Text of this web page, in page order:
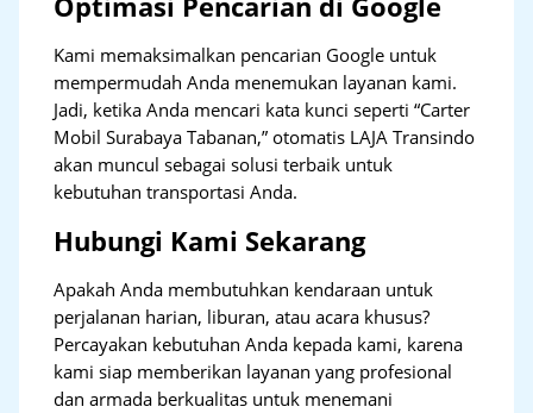
Kami memaksimalkan pencarian Google untuk
mempermudah Anda menemukan layanan kami.
Jadi, ketika Anda mencari kata kunci seperti “Carter
Mobil Surabaya Tabanan,” otomatis LAJA Transindo
akan muncul sebagai solusi terbaik untuk
kebutuhan transportasi Anda.
Hubungi Kami Sekarang
Apakah Anda membutuhkan kendaraan untuk
perjalanan harian, liburan, atau acara khusus?
Percayakan kebutuhan Anda kepada kami, karena
kami siap memberikan layanan yang profesional
dan armada berkualitas untuk menemani